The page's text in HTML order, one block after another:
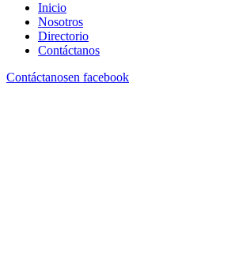
Inicio
Nosotros
Directorio
Contáctanos
Contáctanosen facebook